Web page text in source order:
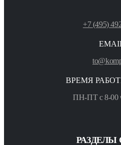
+7 (495)
ВРЕМЯ
ПН-ПТ с 8-00
РАЗДЕЛЫ